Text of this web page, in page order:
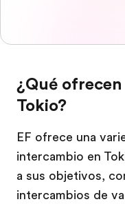
¿Qué
Tokio?
EF ofrece una
intercambio en
a sus objetivos,
intercambios de